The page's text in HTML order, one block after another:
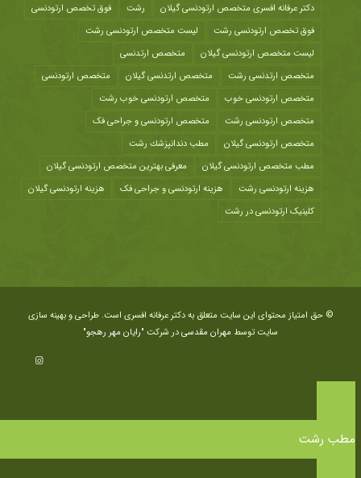
دکتر عرفانه افسری متخصص ارتودنسی گیلان
رشت
فوق تخصص ارتودنسی
فوق تخصص ارتودنسی رشت
لیست متخصص ارتودنسی رشت
لیست متخصص ارتودنسی گیلان
متخصص ارتدنسی
متخصص ارتدنسی رشت
متخصص ارتدنسی گیلان
متخصص ارتودنسی
متخصص ارتودنسی خوب
متخصص ارتودنسی خوب رشت
متخصص ارتودنسی رشت
متخصص ارتودنسی و جراحی فک
متخصص ارتودنسی گیلان
مطب دندانپزشك رشت
مطب متخصص ارتودنسی گیلان
معرفی بهترین متخصص ارتودنسی گیلان
هزينه ارتودنسی رشت
هزینه ارتودنسی و جراحی فک
هزینه ارتودنسی گیلان
کلینیک ارتودنسی در رشت
© حق امتیاز محتوای این سایت متعلق به دکتر عرفانه افسری است. طراحی و بهینه سازی
سایت توسط مهران مقدسیدر شرکت "رایان مهر رهجو"
مطب رشت